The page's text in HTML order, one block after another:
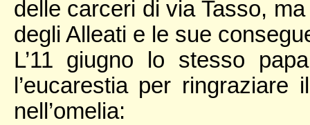
delle carceri di via Tasso,
degli Alleati e le sue
L’11 giugno lo stesso
l’eucarestia per
nell’omelia: